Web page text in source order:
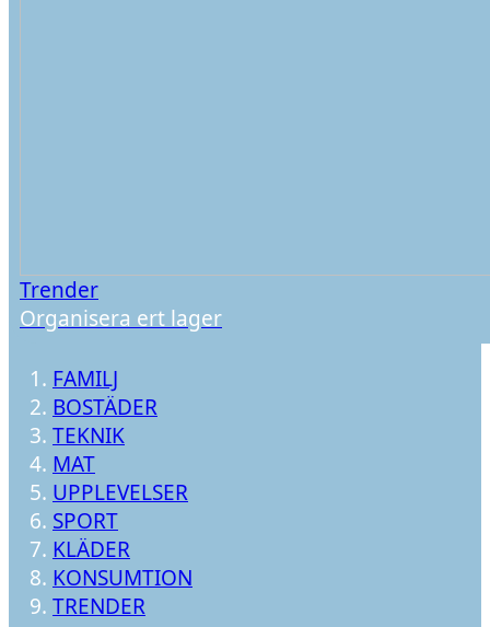
Trender
Organisera ert lager
FAMILJ
BOSTÄDER
TEKNIK
MAT
UPPLEVELSER
SPORT
KLÄDER
KONSUMTION
TRENDER